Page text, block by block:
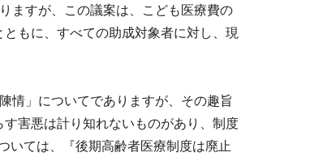
ますが、この議案は、こども医療費の
もに、すべての助成対象者に対し、現
情」についてでありますが、その趣旨
害悪は計り知れないものがあり、制度
いては、『後期高齢者医療制度は廃止